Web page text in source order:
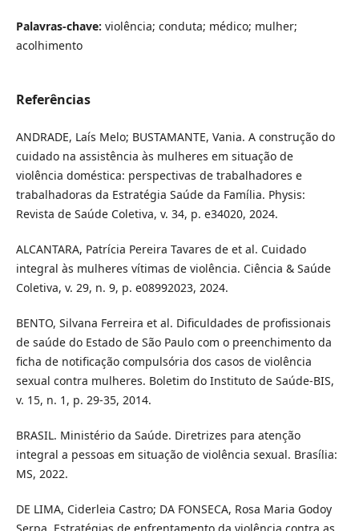
Palavras-chave: violência; conduta; médico; mulher;
acolhimento
Referências
ANDRADE, Laís Melo; BUSTAMANTE, Vania. A construção do
cuidado na assistência às mulheres em situação de
violência doméstica: perspectivas de trabalhadores e
trabalhadoras da Estratégia Saúde da Família. Physis:
Revista de Saúde Coletiva, v. 34, p. e34020, 2024.
ALCANTARA, Patrícia Pereira Tavares de et al. Cuidado
integral às mulheres vítimas de violência. Ciência & Saúde
Coletiva, v. 29, n. 9, p. e08992023, 2024.
BENTO, Silvana Ferreira et al. Dificuldades de profissionais
de saúde do Estado de São Paulo com o preenchimento da
ficha de notificação compulsória dos casos de violência
sexual contra mulheres. Boletim do Instituto de Saúde-BIS,
v. 15, n. 1, p. 29-35, 2014.
BRASIL. Ministério da Saúde. Diretrizes para atenção
integral a pessoas em situação de violência sexual. Brasília:
MS, 2022.
DE LIMA, Ciderleia Castro; DA FONSECA, Rosa Maria Godoy